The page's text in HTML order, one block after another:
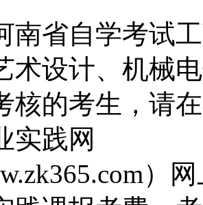
南省自学考试
术设计、机械
核的考生，请
实践网
）